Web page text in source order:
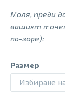
Моля, преди
вашият
по-горе):
Размер
Избиране